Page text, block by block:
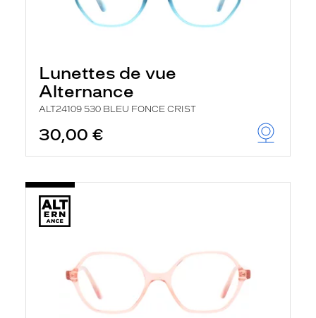
Lunettes de vue
Alternance
ALT24109 530 BLEU FONCE CRIST
30,00 €